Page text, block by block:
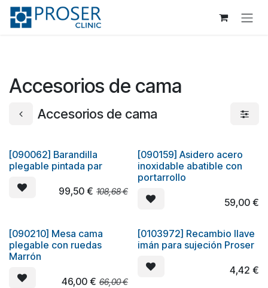
Ir al contenido
Accesorios de cama
Accesorios de cama
Oferta
[090062] Barandilla
plegable pintada par
99,50€ 108,68€
CHOLLO
[090159] Asidero acero
inoxidable abatible con
portarrollo
59,00€
Oferta
[090210] Mesa cama
plegable con ruedas
Marrón
46,00€ 66,00€
[0103972] Recambio llave
imán para sujeción Proser
4,42 €